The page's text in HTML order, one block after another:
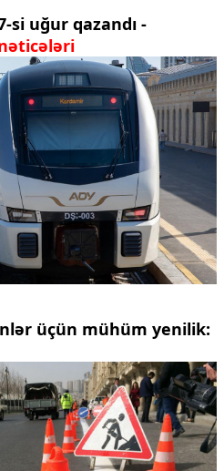
si uğur qazandı -
üçün mühüm yenilik: